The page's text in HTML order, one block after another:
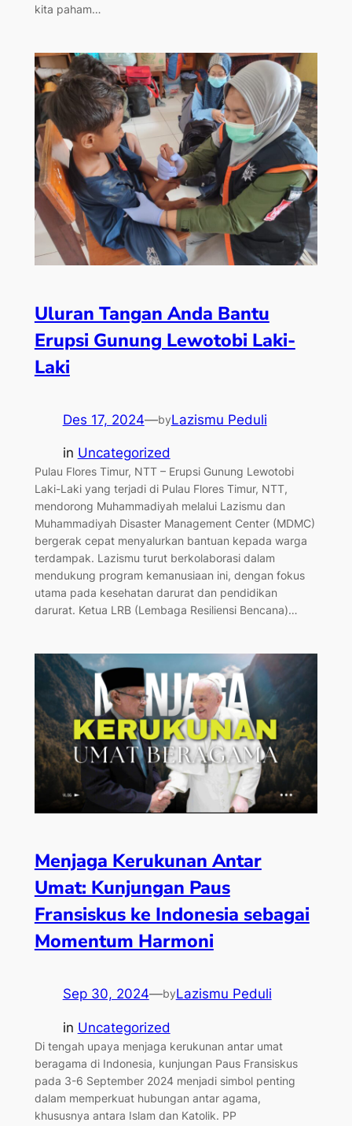
kita paham…
Uluran Tangan Anda Bantu
Erupsi Gunung Lewotobi Laki-
Laki
Des 17, 2024—byLazismu Peduli
in Uncategorized
Pulau Flores Timur, NTT – Erupsi Gunung Lewotobi
Laki-Laki yang terjadi di Pulau Flores Timur, NTT,
mendorong Muhammadiyah melalui Lazismu dan
Muhammadiyah Disaster Management Center (MDMC)
bergerak cepat menyalurkan bantuan kepada warga
terdampak. Lazismu turut berkolaborasi dalam
mendukung program kemanusiaan ini, dengan fokus
utama pada kesehatan darurat dan pendidikan
darurat. Ketua LRB (Lembaga Resiliensi Bencana)…
Menjaga Kerukunan Antar
Umat: Kunjungan Paus
Fransiskus ke Indonesia sebagai
Momentum Harmoni
Sep 30, 2024—byLazismu Peduli
in Uncategorized
Di tengah upaya menjaga kerukunan antar umat
beragama di Indonesia, kunjungan Paus Fransiskus
pada 3-6 September 2024 menjadi simbol penting
dalam memperkuat hubungan antar agama,
khususnya antara Islam dan Katolik. PP